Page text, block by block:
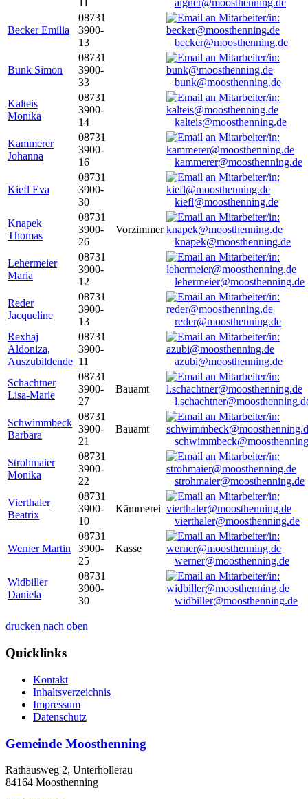
aigner@moosthenning.de
Becker Emilia
08731
3900-
13
becker@moosthenning.de
Bunk Simon
08731
3900-
33
bunk@moosthenning.de
Kalteis
Monika
08731
3900-
14
kalteis@moosthenning.de
Kammerer
Johanna
08731
3900-
16
kammerer@moosthenning.de
Kiefl Eva
08731
3900-
30
kiefl@moosthenning.de
Knapek
Thomas
08731
3900-
26
Vorzimmer
knapek@moosthenning.de
Lehermeier
Maria
08731
3900-
12
lehermeier@moosthenning.de
Reder
Jacqueline
08731
3900-
13
reder@moosthenning.de
Rexhaj
Aldoniza,
Auszubildende
08731
3900-
11
azubi@moosthenning.de
Schachtner
Lisa-Marie
08731
3900-
27
Bauamt
Schwimmbeck
Barbara
08731
3900-
21
Bauamt
Strohmaier
Monika
08731
3900-
22
strohmaier@moosthenning.de
Vierthaler
Beatrix
08731
3900-
10
Kämmerei
vierthaler@moosthenning.de
Werner Martin
08731
3900-
25
Kasse
werner@moosthenning.de
Widbiller
Daniela
08731
3900-
30
widbiller@moosthenning.de
drucken nach oben
Quicklinks
Kontakt
Inhaltsverzeichnis
Impressum
Datenschutz
Gemeinde Moosthenning
Rathausweg 2, Unterhollerau
84164 Moosthenning